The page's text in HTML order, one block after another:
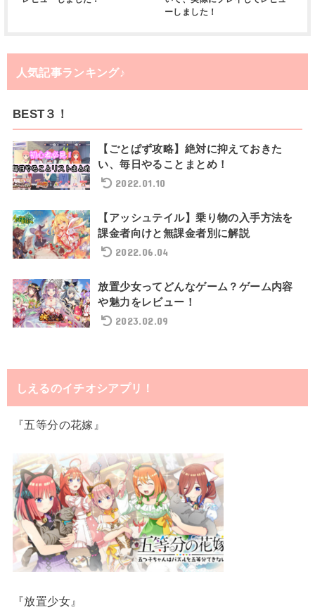
ーしました！
人気記事ランキング♪
BEST３！
【ごとぱず攻略】絶対に抑えておきた
い、毎日やることまとめ！
2022.01.10
【アッシュテイル】乗り物の入手方法を
課金者向けと無課金者別に解説
2022.06.04
放置少女ってどんなゲーム？ゲーム内容
や魅力をレビュー！
2023.02.09
しえるのイチオシアプリ！
『五等分の花嫁』
『放置少女』